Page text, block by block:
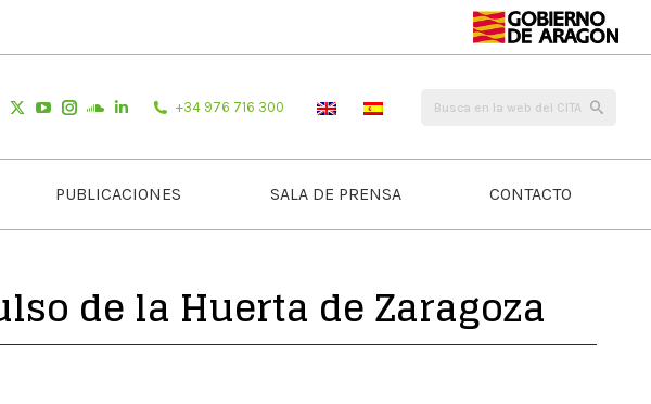
+34 976 716 300
PUBLICACIONES SALA DE PRENSA CONTACTO
de la Huerta de Zaragoza